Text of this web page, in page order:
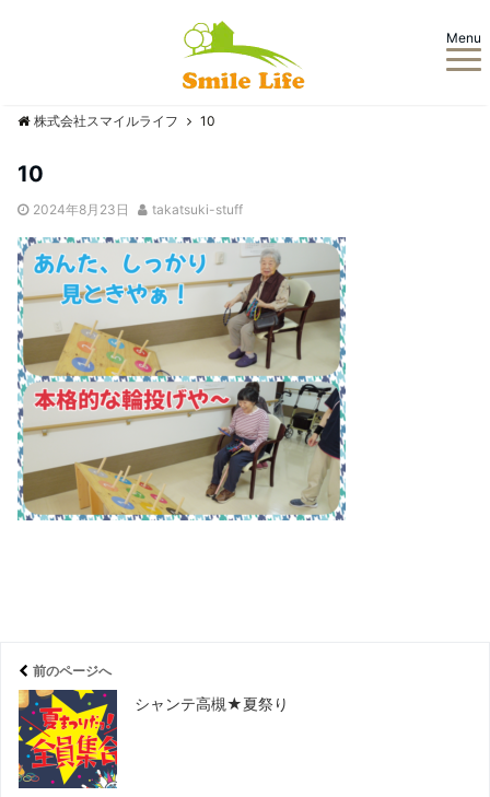
Menu
株式会社スマイルライフ 10
10
2024年8月23日 takatsuki-stuff
前のページへ
シャンテ高槻★夏祭り